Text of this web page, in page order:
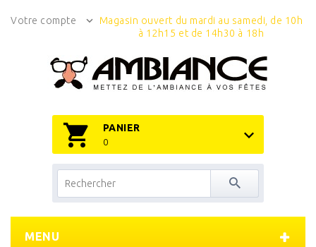
Votre compte
Magasin ouvert du mardi au samedi, de 10h
à 12h15 et de 14h30 à 18h
PANIER
0
MENU